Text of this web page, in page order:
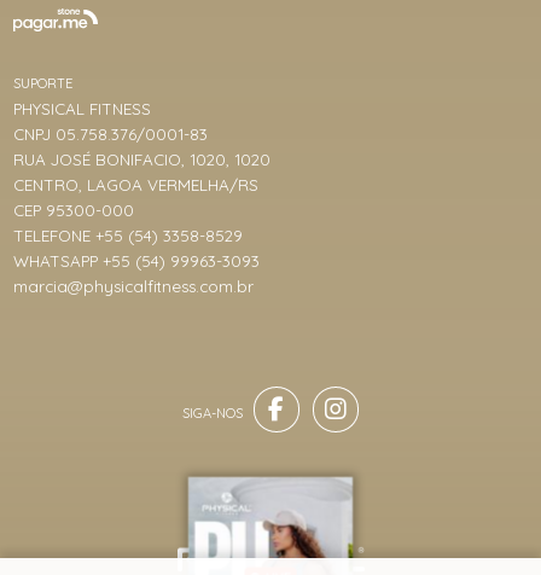
SUPORTE
PHYSICAL FITNESS
CNPJ 05.758.376/0001-83
RUA JOSÉ BONIFACIO, 1020, 1020
CENTRO, LAGOA VERMELHA/RS
CEP 95300-000
TELEFONE +55 (54) 3358-8529
WHATSAPP +55 (54) 99963-3093
marcia@physicalfitness.com.br